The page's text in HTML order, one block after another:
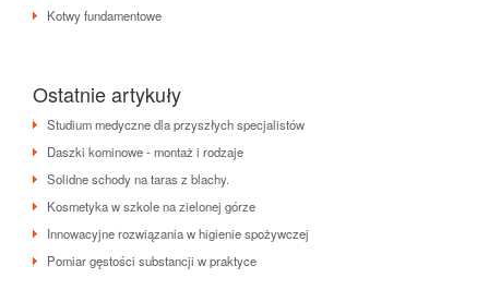
Kotwy fundamentowe
Ostatnie artykuły
Studium medyczne dla przyszłych specjalistów
Daszki kominowe - montaż i rodzaje
Solidne schody na taras z blachy.
Kosmetyka w szkole na zielonej górze
Innowacyjne rozwiązania w higienie spożywczej
Pomiar gęstości substancji w praktyce